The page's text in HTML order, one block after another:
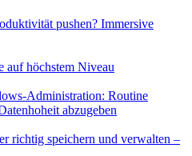
pushen? Immersive
auf höchstem Niveau
Administration: Routine
abzugeben
richtig speichern und verwalten –